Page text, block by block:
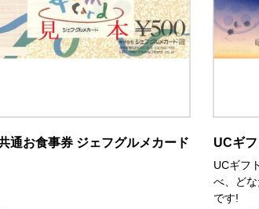
通お食事券 ジェフグルメカード UCギ
UCギフ
べ、ど
です!